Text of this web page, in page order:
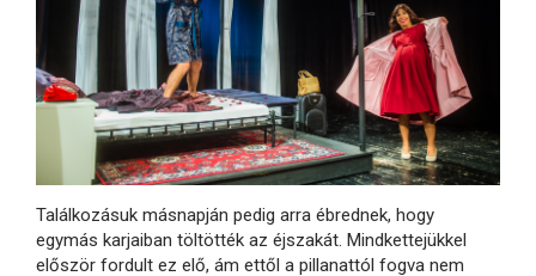
Találkozásuk másnapján pedig arra ébrednek, hogy
egymás karjaiban töltötték az éjszakát. Mindkettejükkel
először fordult ez elő, ám ettől a pillanattól fogva nem